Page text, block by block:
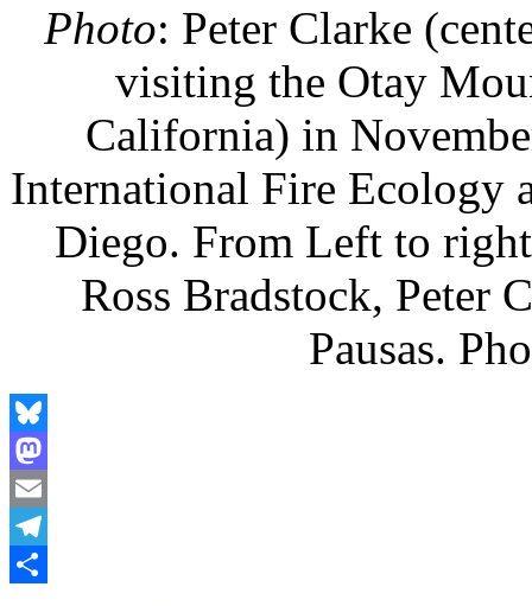
Photo: Peter Clarke
visiting the Otay
California) in
International Fire Ecology
Diego. From Left to
Ross Bradstock, Peter
Pausas.
Bluesky
Mastodon
Email
Telegram